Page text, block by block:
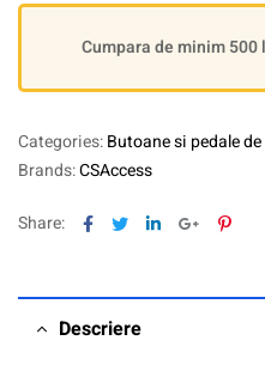
Cumpara de minim
Categories:Butoane si pedale
Brands:CSAccess
Share: Facebook
TwitterLinkedinGoogle+
Descriere